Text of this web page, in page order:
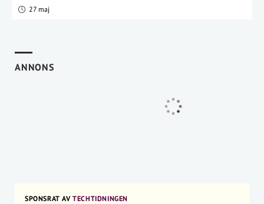
27 maj
ANNONS
SPONSRAT AVTECHTIDNINGEN